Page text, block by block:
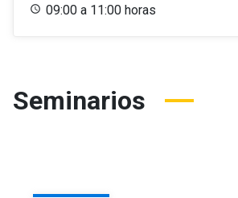
09:00 a 11:00 horas
Seminarios